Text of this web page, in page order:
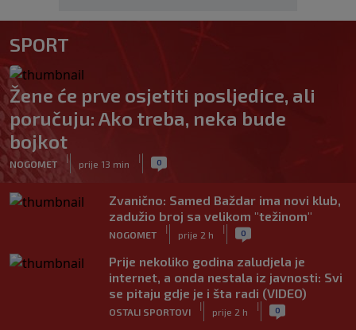
SPORT
Žene će prve osjetiti posljedice, ali
poručuju: Ako treba, neka bude
bojkot
NOGOMET
|
prije 13 min
| 0
Zvanično: Samed Baždar ima novi klub,
zadužio broj sa velikom "težinom"
NOGOMET
|
prije 2 h
| 0
Prije nekoliko godina zaludjela je
internet, a onda nestala iz javnosti: Svi
se pitaju gdje je i šta radi (VIDEO)
OSTALI SPORTOVI
|
prije 2 h
| 0